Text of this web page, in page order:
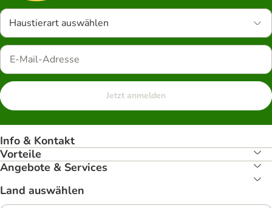
Haustierart auswählen
Jetzt anmelden
Info & Kontakt
Vorteile
Angebote & Services
Land auswählen